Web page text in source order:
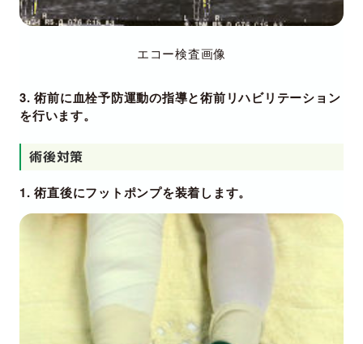
エコー検査画像
3. 術前に血栓予防運動の指導と術前リハビリテーション
を行います。
術後対策
1. 術直後にフットポンプを装着します。